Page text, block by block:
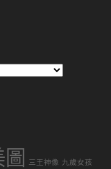
三王神像 九歲女孩